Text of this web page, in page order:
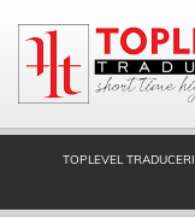
TOPLEVEL TRADUCERI